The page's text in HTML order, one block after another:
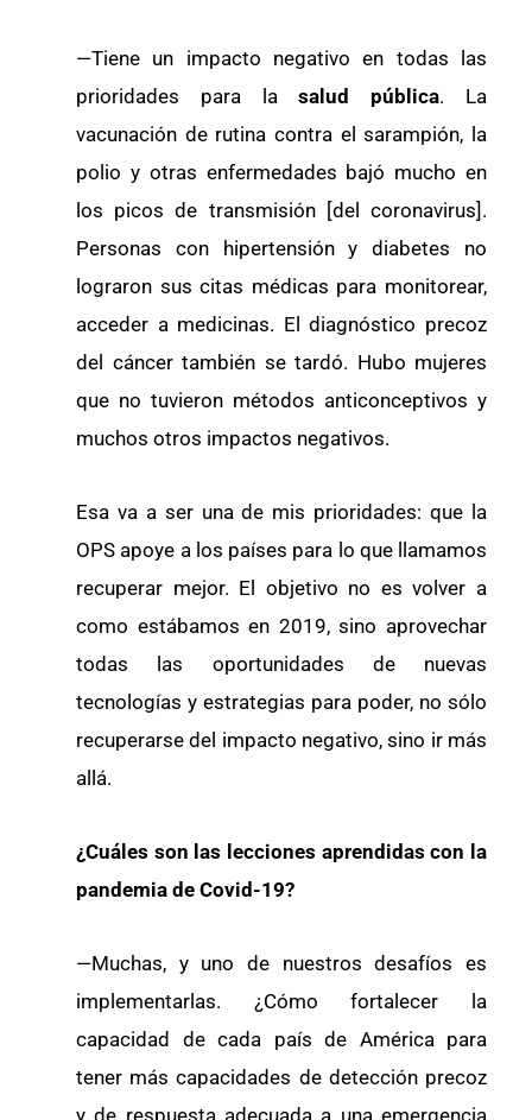
—Tiene un impacto negativo en todas las
prioridades para lasalud pública. La
vacunación de rutina contra el sarampión, la
polio y otras enfermedades bajó mucho en
los picos de transmisión [del coronavirus].
Personas con hipertensión y diabetes no
lograron sus citas médicas para monitorear,
acceder a medicinas. El diagnóstico precoz
del cáncer también se tardó. Hubo mujeres
que no tuvieron métodos anticonceptivos y
muchos otros impactos negativos.
Esa va a ser una de mis prioridades: que la
OPS apoye a los países para lo que llamamos
recuperar mejor. El objetivo no es volver a
como estábamos en 2019, sino aprovechar
todas las oportunidades de nuevas
tecnologías y estrategias para poder, no sólo
recuperarse del impacto negativo, sino ir más
allá.
¿Cuáles son las lecciones aprendidas con la
pandemia de Covid-19?
—Muchas, y uno de nuestros desafíos es
implementarlas. ¿Cómo fortalecer la
capacidad de cada país de América para
tener más capacidades de detección precoz
y de respuesta adecuada a una emergencia